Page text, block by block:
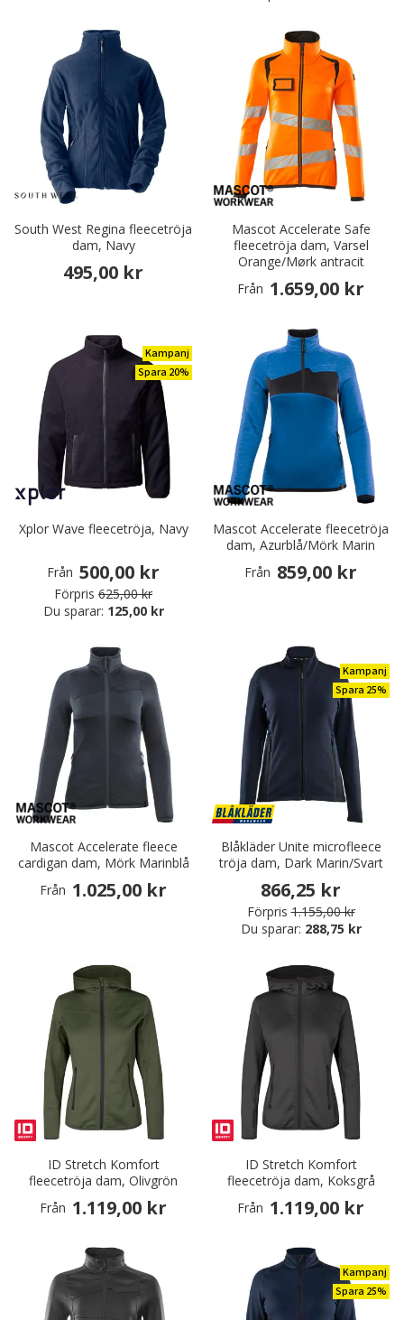
South West Regina fleecetröja
dam, Navy
495,00 kr
Mascot Accelerate Safe
fleecetröja dam, Varsel
Orange/Mørk antracit
Från 1.659,00 kr
Kampanj
Spara 20%
Xplor Wave fleecetröja, Navy
Från 500,00 kr
Förpris 625,00 kr
Du sparar: 125,00 kr
Mascot Accelerate fleecetröja
dam, Azurblå/Mörk Marin
Från 859,00 kr
Mascot Accelerate fleece
cardigan dam, Mörk Marinblå
Från 1.025,00 kr
Kampanj
Spara 25%
Blåkläder Unite microfleece
tröja dam, Dark Marin/Svart
866,25 kr
Förpris 1.155,00 kr
Du sparar: 288,75 kr
ID Stretch Komfort
fleecetröja dam, Olivgrön
Från 1.119,00 kr
ID Stretch Komfort
fleecetröja dam, Koksgrå
Från 1.119,00 kr
Kampanj
Spara 25%